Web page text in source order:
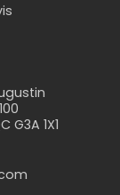
1X1